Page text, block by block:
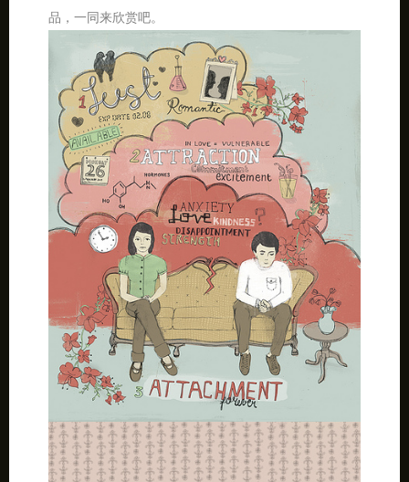
品，一同来欣赏吧。